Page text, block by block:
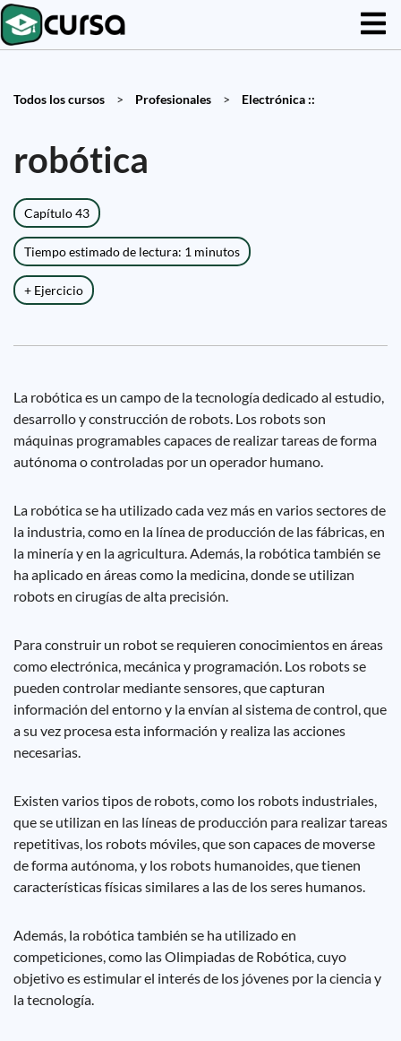
Todos los cursos > Profesionales > Electrónica ::
robótica
Capítulo 43
Tiempo estimado de lectura: 1 minutos
+ Ejercicio
La robótica es un campo de la tecnología dedicado al estudio,
desarrollo y construcción de robots. Los robots son
máquinas programables capaces de realizar tareas de forma
autónoma o controladas por un operador humano.
La robótica se ha utilizado cada vez más en varios sectores de
la industria, como en la línea de producción de las fábricas, en
la minería y en la agricultura. Además, la robótica también se
ha aplicado en áreas como la medicina, donde se utilizan
robots en cirugías de alta precisión.
Para construir un robot se requieren conocimientos en áreas
como electrónica, mecánica y programación. Los robots se
pueden controlar mediante sensores, que capturan
información del entorno y la envían al sistema de control, que
a su vez procesa esta información y realiza las acciones
necesarias.
Existen varios tipos de robots, como los robots industriales,
que se utilizan en las líneas de producción para realizar tareas
repetitivas, los robots móviles, que son capaces de moverse
de forma autónoma, y ​​los robots humanoides, que tienen
características físicas similares a las de los seres humanos.
Además, la robótica también se ha utilizado en
competiciones, como las Olimpiadas de Robótica, cuyo
objetivo es estimular el interés de los jóvenes por la ciencia y
la tecnología.